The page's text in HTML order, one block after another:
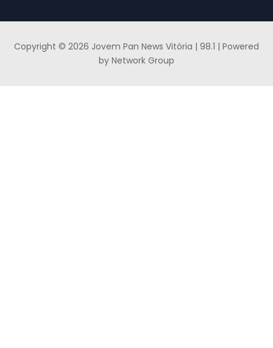
Copyright © 2026 Jovem Pan News Vitória | 98.1 | Powered
by Network Group